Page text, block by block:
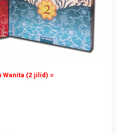
Wanita (2 jilid) =